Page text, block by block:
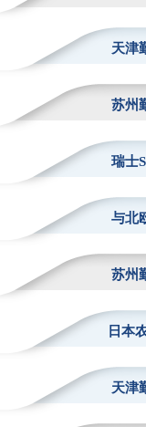
天津
苏州
瑞士
与北欧
苏州
日本农机
天津